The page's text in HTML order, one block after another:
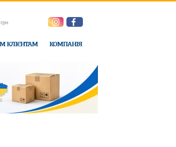
КЛІЄНТАМ КОМПАНІЯ